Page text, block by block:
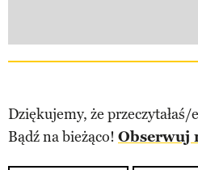
Dziękujemy, że przeczytałaś/
Bądź na bieżąco! Obserwuj